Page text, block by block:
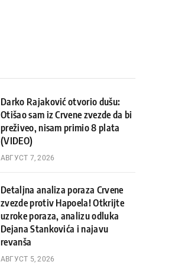
Darko Rajaković otvorio dušu:
Otišao sam iz Crvene zvezde da bi
preživeo, nisam primio 8 plata
(VIDEO)
АВГУСТ 7, 2026
Detaljna analiza poraza Crvene
zvezde protiv Hapoela! Otkrijte
uzroke poraza, analizu odluka
Dejana Stankovića i najavu
revanša
АВГУСТ 5, 2026